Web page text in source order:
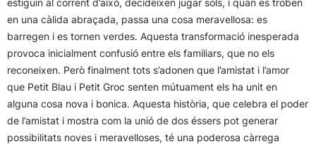
en una càlida abraçada, passa una cosa meravellosa: es
barregen i es tornen verdes. Aquesta transformació inesperada
provoca inicialment confusió entre els familiars, que no els
reconeixen. Però finalment tots s’adonen que l’amistat i l’amor
que Petit Blau i Petit Groc senten mútuament els ha unit en
alguna cosa nova i bonica. Aquesta història, que celebra el poder
de l’amistat i mostra com la unió de dos éssers pot generar
possibilitats noves i meravelloses, té una poderosa càrrega